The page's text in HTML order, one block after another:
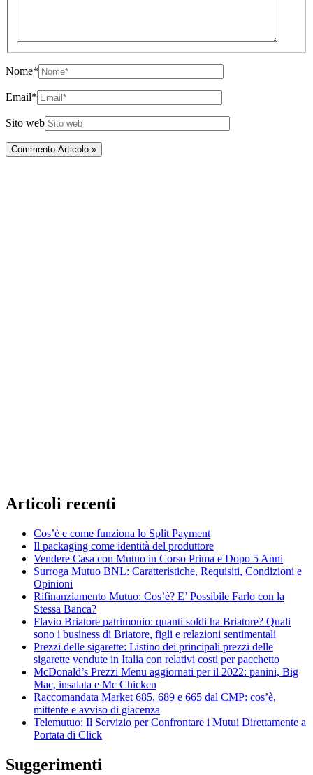
Nome*
Email*
Sito web
Articoli recenti
Cos’è e come funziona lo Split Payment
Il packaging come identità del produttore
Vendere Casa con Mutuo in Corso Prima e Dopo 5 Anni
Surroga Mutuo BNL: Caratteristiche, Requisiti, Condizioni e
Opinioni
Rifinanziamento Mutuo: Cos’è? E’ Possibile Farlo con la
Stessa Banca?
Flavio Briatore patrimonio: quanti soldi ha Briatore? Quali
sono i business di Briatore, figli e relazioni sentimentali
Prezzi delle sigarette: Listino dei principali prezzi delle
sigarette vendute in Italia con relativi costi per pacchetto
McDonald’s Prezzi Menu aggiornati per il 2022: panini, Big
Mac, insalata e Mc Chicken
Raccomandata Market 685, 689 e 665 dal CMP: cos’è,
mittente e avviso di giacenza
Telemutuo: Il Servizio per Confrontare i Mutui Direttamente a
Portata di Click
Suggerimenti